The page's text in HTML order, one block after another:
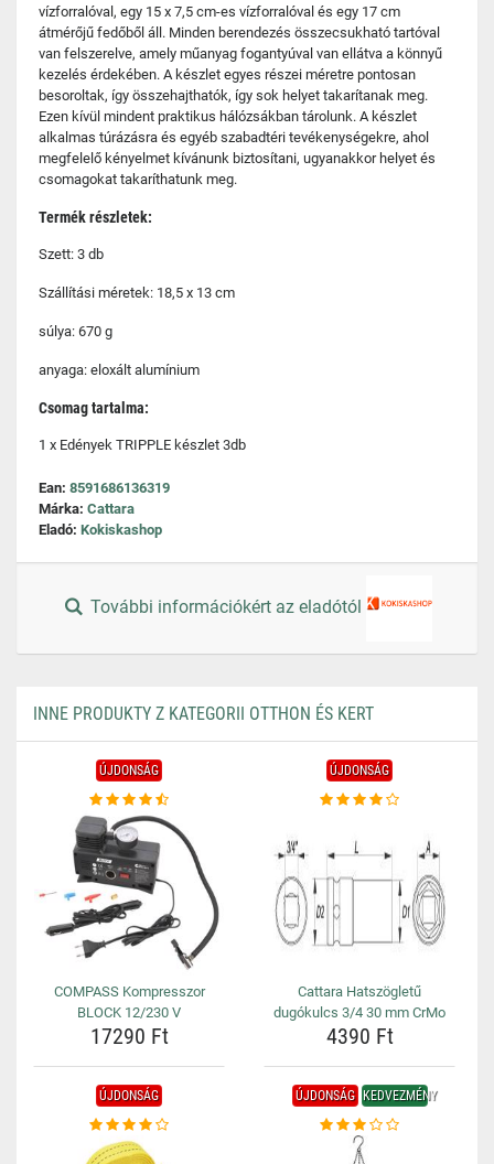
vízforralóval, egy 15 x 7,5 cm-es vízforralóval és egy 17 cm
átmérőjű fedőből áll. Minden berendezés összecsukható tartóval
van felszerelve, amely műanyag fogantyúval van ellátva a könnyű
kezelés érdekében. A készlet egyes részei méretre pontosan
besoroltak, így összehajthatók, így sok helyet takarítanak meg.
Ezen kívül mindent praktikus hálózsákban tárolunk. A készlet
alkalmas túrázásra és egyéb szabadtéri tevékenységekre, ahol
megfelelő kényelmet kívánunk biztosítani, ugyanakkor helyet és
csomagokat takaríthatunk meg.
Termék részletek:
Szett: 3 db
Szállítási méretek: 18,5 x 13 cm
súlya: 670 g
anyaga: eloxált alumínium
Csomag tartalma:
1 x Edények TRIPPLE készlet 3db
Ean: 8591686136319
Márka: Cattara
Eladó: Kokiskashop
További információkért az eladótól
INNE PRODUKTY Z KATEGORII OTTHON ÉS KERT
ÚJDONSÁG
COMPASS Kompresszor
BLOCK 12/230 V
17290 Ft
ÚJDONSÁG
Cattara Hatszögletű
dugókulcs 3/4 30 mm CrMo
4390 Ft
ÚJDONSÁG ÚJDONSÁG KEDVEZMÉNY